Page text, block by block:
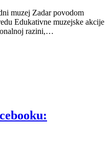
muzej Zadar povodom
Edukativne muzejske akcije
razini,…